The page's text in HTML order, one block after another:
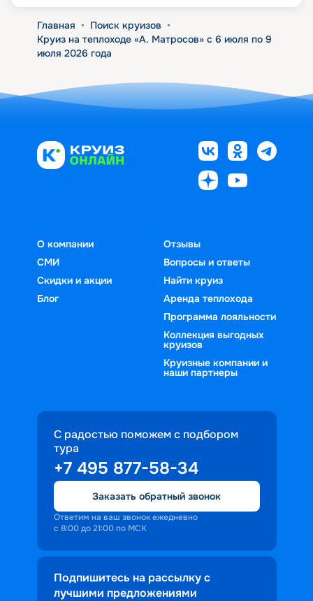
Главная • Поиск круизов •
Круиз на теплоходе «А. Матросов» с 6 июля по 9
июля 2026 года
О компании
СМИ
Скидки и акции
Блог
Отзывы
Вопросы и ответы
Найти круиз
Аренда теплохода
Программа лояльности
Коллекция выгодных
круизов
Круизные компании и
наши партнеры
С радостью поможем с подбором
тура
+7 495 877-58-34
Заказать обратный звонок
Ответим на ваш звонок ежедневно
с 8:00 до 21:00 по МСК
Подпишитесь на рассылку с
лучшими предложениями